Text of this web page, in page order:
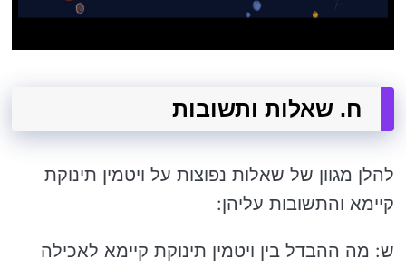
ח. שאלות ותשובות
להלן מגוון של שאלות נפוצות על ויטמין תינוקת
קיימא והתשובות עליהן:
ש: מה ההבדל בין ויטמין תינוקת קיימא לאכילה